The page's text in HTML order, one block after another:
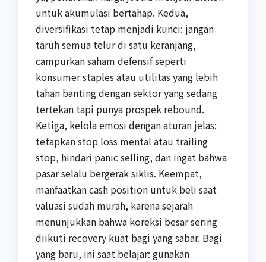
untuk akumulasi bertahap. Kedua,
diversifikasi tetap menjadi kunci: jangan
taruh semua telur di satu keranjang,
campurkan saham defensif seperti
konsumer staples atau utilitas yang lebih
tahan banting dengan sektor yang sedang
tertekan tapi punya prospek rebound.
Ketiga, kelola emosi dengan aturan jelas:
tetapkan stop loss mental atau trailing
stop, hindari panic selling, dan ingat bahwa
pasar selalu bergerak siklis. Keempat,
manfaatkan cash position untuk beli saat
valuasi sudah murah, karena sejarah
menunjukkan bahwa koreksi besar sering
diikuti recovery kuat bagi yang sabar. Bagi
yang baru, ini saat belajar: gunakan